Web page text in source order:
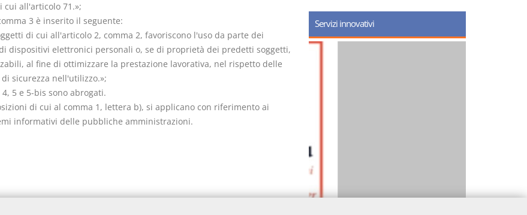
cui all'articolo 71.»;
3 è inserito il seguente:
di cui all'articolo 2, comma 2, favoriscono l'uso da parte dei
dispositivi elettronici personali o, se di proprietà dei predetti soggetti,
al fine di ottimizzare la prestazione lavorativa, nel rispetto delle
sicurezza nell'utilizzo.»;
5 e 5-bis sono abrogati.
di cui al comma 1, lettera b), si applicano con riferimento ai
informativi delle pubbliche amministrazioni.
Servizi innovativi